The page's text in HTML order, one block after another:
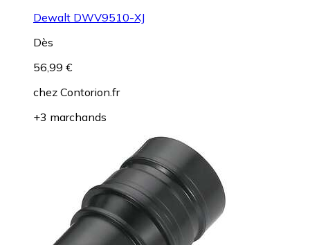
Dewalt DWV9510-XJ
Dès
56,99 €
chez Contorion.fr
+3 marchands